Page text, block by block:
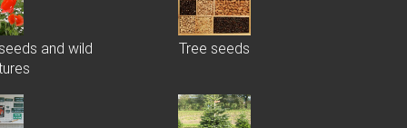
and wild
Tree seeds